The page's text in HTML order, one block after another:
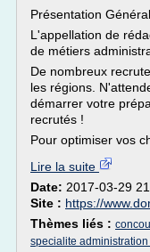
Présentation
L'appellation de
de métiers
De nombreux
les régions.
démarrer votre
recrutés !
Pour optimiser vos
Lire la suite
Date: 2017-03-29
Site : https://
Thèmes liés :
specialite